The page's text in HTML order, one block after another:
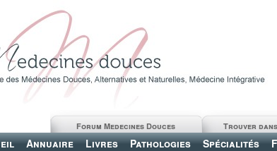
Annuaire Livres Pathologies Spécialités
Trouver
Forum Medecines Douces